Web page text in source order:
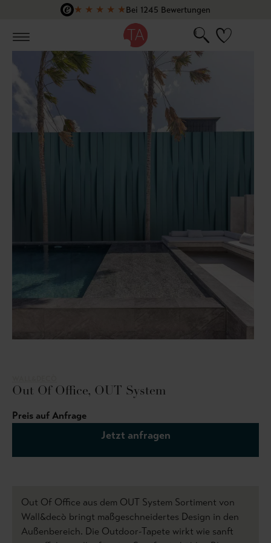
Zum Hauptinhalt springen
★ ★ ★ ★ ★Bei 1245 Bewertungen
Out Of Office, OUT System
Preis auf Anfrage
Jetzt anfragen
Out Of Office aus dem OUT System Sortiment von
Wall&decò bringt maßgeschneidertes Design in den
Außenbereich. Die Outdoor-Tapete wirkt wie sanft